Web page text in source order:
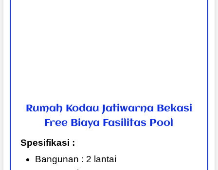
Rumah Kodau Jatiwarna Bekasi
Free Biaya Fasilitas Pool
Spesifikasi :
Bangunan : 2 lantai